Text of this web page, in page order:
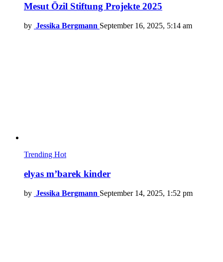
Mesut Özil Stiftung Projekte 2025
by Jessika Bergmann September 16, 2025, 5:14 am
Trending Hot
elyas m’barek kinder
by Jessika Bergmann September 14, 2025, 1:52 pm